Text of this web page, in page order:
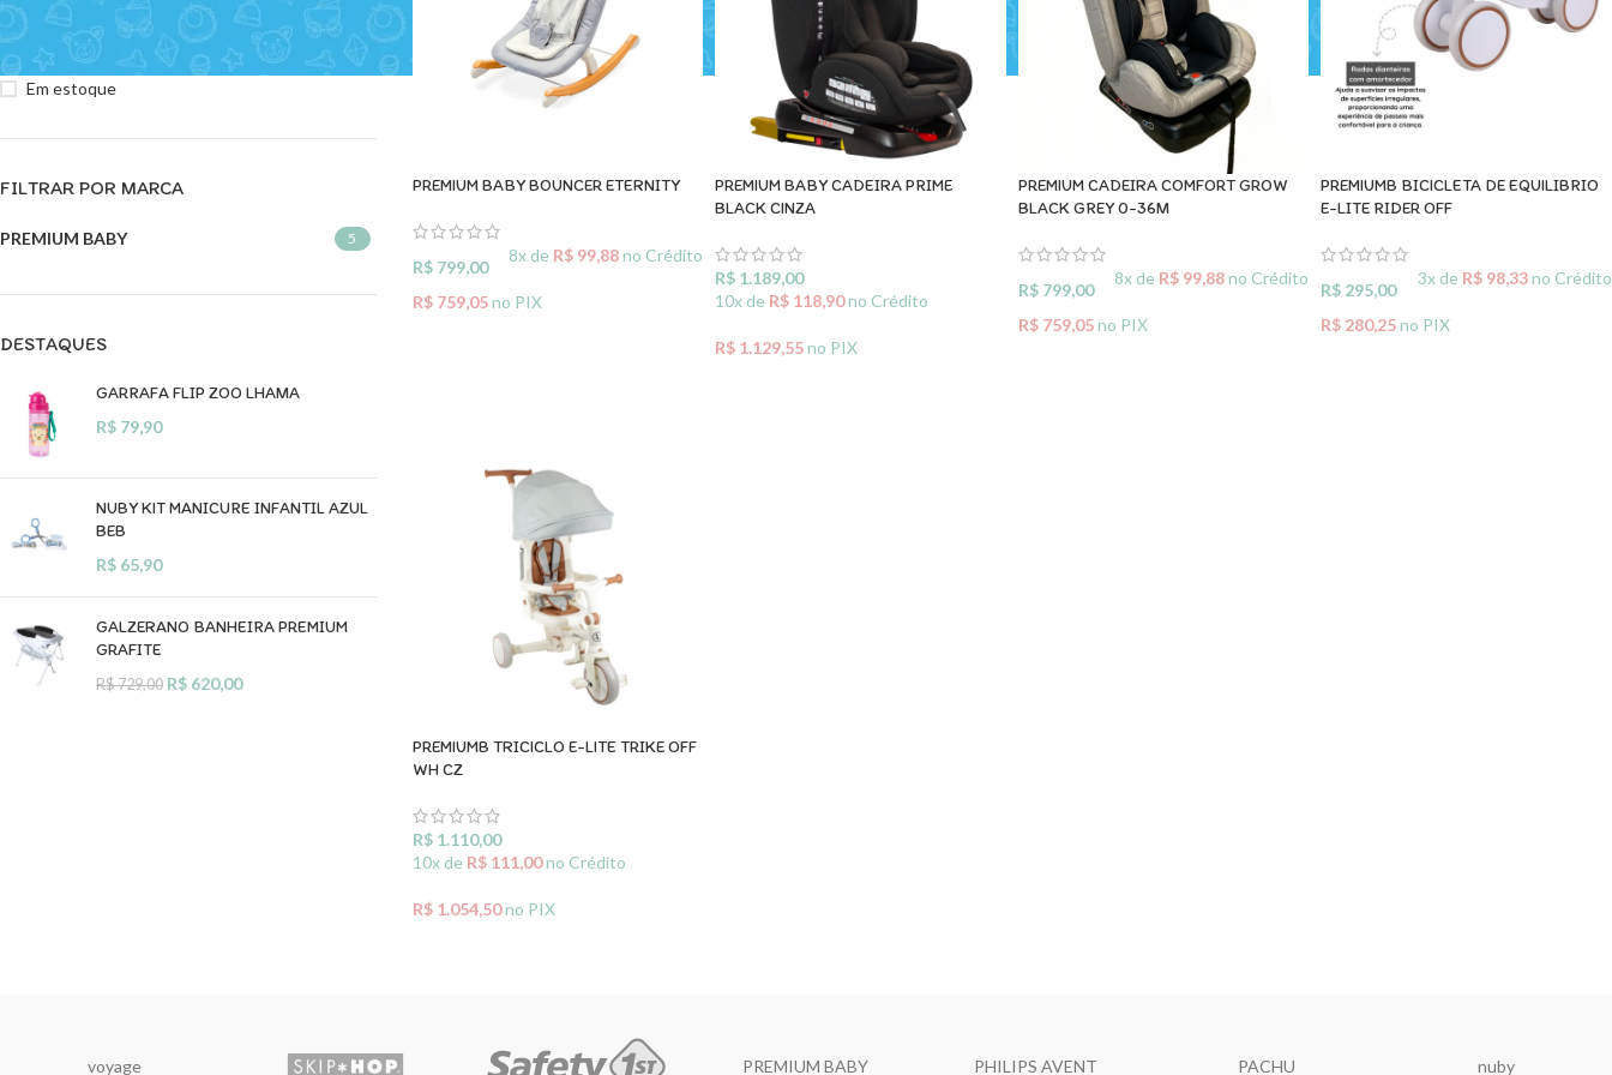
STATUS DO ESTOQUE
À venda
Em estoque
FILTRAR POR MARCA
PREMIUM BABY 5
DESTAQUES
GARRAFA FLIP ZOO LHAMA
R$ 79,90
NUBY KIT MANICURE INFANTIL AZUL
BEB
R$ 65,90
GALZERANO BANHEIRA PREMIUM
GRAFITE
R$729,00 R$ 620,00
PREMIUM BABY BOUNCER ETERNITY
R$799,00
8x de R$ 99,88no Crédito
R$759,05 no PIX
PREMIUM BABY CADEIRA PRIME
BLACK CINZA
R$ 1.189,00
10x de R$ 118,90no Crédito
R$ 1.129,55no PIX
PREMIUM CADEIRA COMFORT GROW
BLACK GREY 0-36M
R$799,00
8x de R$ 99,88no Crédito
R$759,05no PIX
PREMIUMB BICICLETA DE EQUILIBRIO
E-LITE RIDER OFF
R$ 295,00
3x de R$ 98,33no Crédito
R$ 280,25no PIX
PREMIUMB TRICICLO E-LITE TRIKE OFF
WH CZ
R$1.110,00
10x de R$111,00 no Crédito
R$1.054,50 no PIX
voyage PREMIUM BABY PHILIPS AVENT PACHU nuby